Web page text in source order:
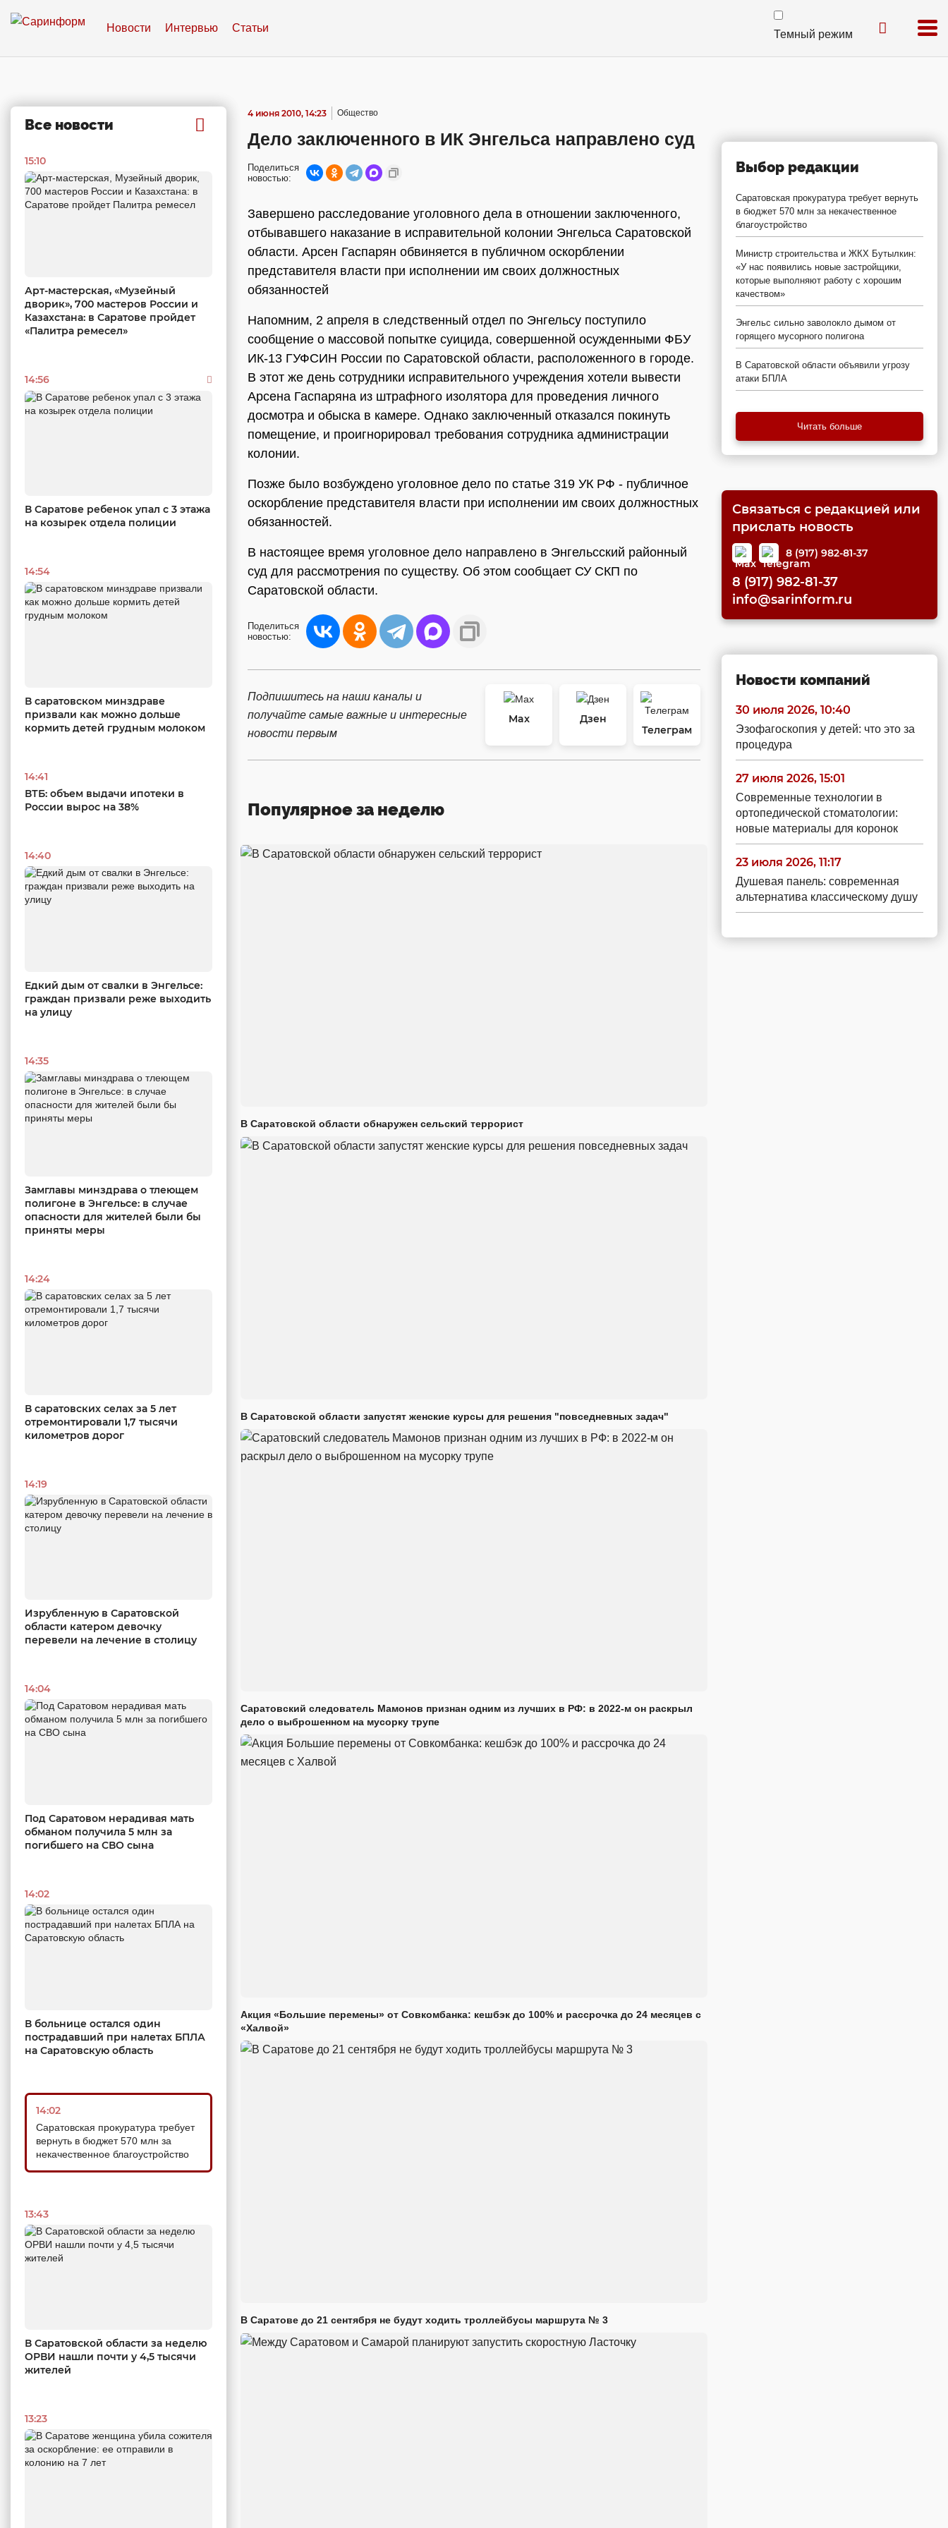
Новости Интервью Статьи
Темный режим
Все новости
15:10
Арт-мастерская, «Музейный
дворик», 700 мастеров России и
Казахстана: в Саратове пройдет
«Палитра ремесел»
14:56
В Саратове ребенок упал с 3 этажа
на козырек отдела полиции
14:54
В саратовском минздраве
призвали как можно дольше
кормить детей грудным молоком
14:41
ВТБ: объем выдачи ипотеки в
России вырос на 38%
14:40
Едкий дым от свалки в Энгельсе:
граждан призвали реже выходить
на улицу
14:35
Замглавы минздрава о тлеющем
полигоне в Энгельсе: в случае
опасности для жителей были бы
приняты меры
14:24
В саратовских селах за 5 лет
отремонтировали 1,7 тысячи
километров дорог
14:19
Изрубленную в Саратовской
области катером девочку
перевели на лечение в столицу
14:04
Под Саратовом нерадивая мать
обманом получила 5 млн за
погибшего на СВО сына
14:02
В больнице остался один
пострадавший при налетах БПЛА
на Саратовскую область
14:02
Саратовская прокуратура требует
вернуть в бюджет 570 млн за
некачественное благоустройство
13:43
В Саратовской области за неделю
ОРВИ нашли почти у 4,5 тысячи
жителей
13:23
4 июня 2010, 14:23 Общество
Дело заключенного в ИК Энгельса направлено суд
Поделиться
новостью:
Завершено расследование уголовного дела в отношении заключенного,
отбывавшего наказание в исправительной колонии Энгельса Саратовской
области. Арсен Гаспарян обвиняется в публичном оскорблении
представителя власти при исполнении им своих должностных
обязанностей
Напомним, 2 апреля в следственный отдел по Энгельсу поступило
сообщение о массовой попытке суицида, совершенной осужденными ФБУ
ИК-13 ГУФСИН России по Саратовской области, расположенного в городе.
В этот же день сотрудники исправительного учреждения хотели вывести
Арсена Гаспаряна из штрафного изолятора для проведения личного
досмотра и обыска в камере. Однако заключенный отказался покинуть
помещение, и проигнорировал требования сотрудника администрации
колонии.
Позже было возбуждено уголовное дело по статье 319 УК РФ - публичное
оскорбление представителя власти при исполнении им своих должностных
обязанностей.
В настоящее время уголовное дело направлено в Энгельсский районный
суд для рассмотрения по существу. Об этом сообщает СУ СКП по
Саратовской области.
Поделиться
новостью:
Подпишитесь на наши каналы и
получайте самые важные и интересные
новости первым
Max
Дзен
Телеграм
Популярное за неделю
В Саратовской области обнаружен сельский террорист
В Саратовской области запустят женские курсы для решения "повседневных задач"
Саратовский следователь Мамонов признан одним из лучших в РФ: в 2022-м он раскрыл
дело о выброшенном на мусорку трупе
Акция «Большие перемены» от Совкомбанка: кешбэк до 100% и рассрочка до 24 месяцев с
«Халвой»
В Саратове до 21 сентября не будут ходить троллейбусы маршрута № 3
Выбор редакции
Саратовская прокуратура требует вернуть
в бюджет 570 млн за некачественное
благоустройство
Министр строительства и ЖКХ Бутылкин:
«У нас появились новые застройщики,
которые выполняют работу с хорошим
качеством»
Энгельс сильно заволокло дымом от
горящего мусорного полигона
В Саратовской области объявили угрозу
атаки БПЛА
Читать больше
Связаться с редакцией или
прислать новость
8 (917) 982-81-37
8 (917) 982-81-37
info@sarinform.ru
Новости компаний
30 июля 2026, 10:40
Эзофагоскопия у детей: что это за
процедура
27 июля 2026, 15:01
Современные технологии в
ортопедической стоматологии:
новые материалы для коронок
23 июля 2026, 11:17
Душевая панель: современная
альтернатива классическому душу